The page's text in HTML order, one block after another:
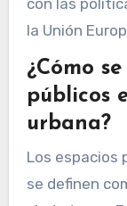
con las
la Unión
¿Cómo
públicos
urbana?
Los espacios
se definen